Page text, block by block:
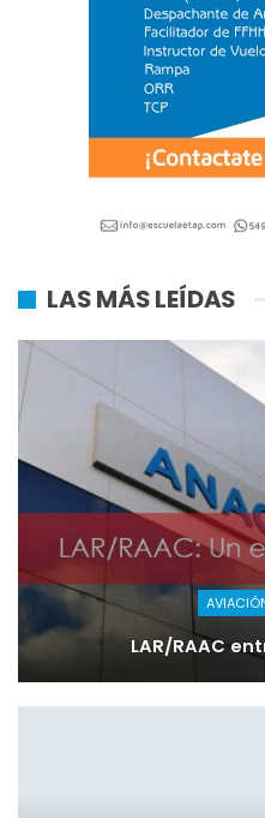
LAS MÁS LEÍDAS
LAR/RAAC